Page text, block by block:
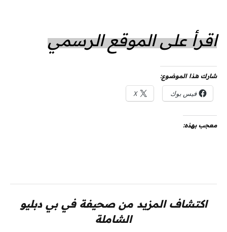
اقرأ على الموقع الرسمي
شارك هذا الموضوع:
فيس بوك X
معجب بهذه:
اكتشاف المزيد من صحيفة في بي دبليو
الشاملة